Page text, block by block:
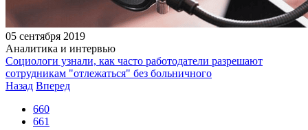
05 сентября 2019
Аналитика и интервью
Социологи узнали, как часто работодатели разрешают
сотрудникам "отлежаться" без больничного
Назад Вперед
660
661